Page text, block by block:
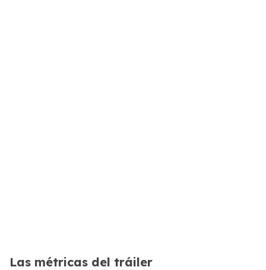
Las métricas del tráiler